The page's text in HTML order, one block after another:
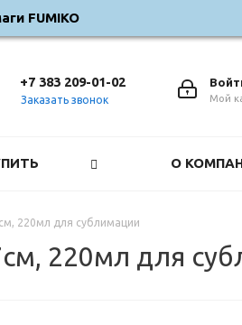
FUMIKO
Мой
+7 383 209-01-02
Заказать звонок
О
220мл для сублимации
220мл для